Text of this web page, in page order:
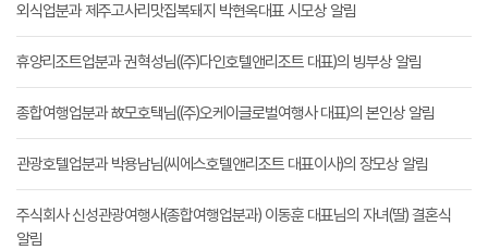
외식업분과 제주고사리맛집복돼지 박현옥대표 시모상 알림
휴양리조트업분과 권혁성님((주)다인호텔앤리조트 대표)의 빙부상 알림
종합여행업분과 故모호택님((주)오케이글로벌여행사 대표)의 본인상 알림
관광호텔업분과 박용남님(씨에스호텔앤리조트 대표이사)의 장모상 알림
주식회사 신성관광여행사(종합여행업분과) 이동훈 대표님의 자녀(딸) 결혼식
알림